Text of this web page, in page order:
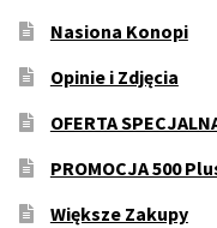
Nasiona Konopi
Opinie i Zdjęcia
OFERTA
PROMOCJA 500
Większe Zakupy